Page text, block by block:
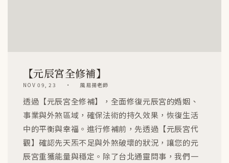
【元辰宮全修補】
NOV 09, 23 風易揚老師
透過【元辰宮全修補】，全面修復元辰宮的婚姻、
事業與外煞區域，確保法術的持久效果，恢復生活
中的平衡與幸福。進行修補前，先透過【元辰宮代
觀】確認先天炁不足與外煞破壞的狀況，讓您的元
辰宮重獲能量與穩定。除了台北通靈問事，我們一